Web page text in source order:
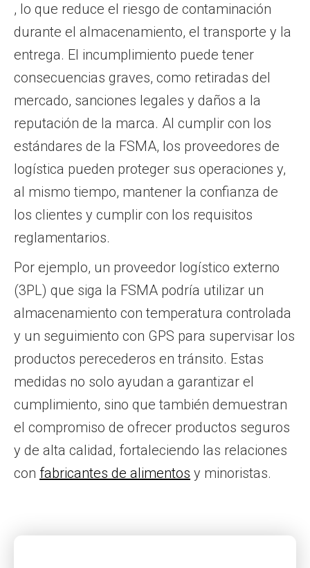
, lo que reduce el riesgo de contaminación
durante el almacenamiento, el transporte y la
entrega. El incumplimiento puede tener
consecuencias graves, como retiradas del
mercado, sanciones legales y daños a la
reputación de la marca. Al cumplir con los
estándares de la FSMA, los proveedores de
logística pueden proteger sus operaciones y,
al mismo tiempo, mantener la confianza de
los clientes y cumplir con los requisitos
reglamentarios.
Por ejemplo, un proveedor logístico externo
(3PL) que siga la FSMA podría utilizar un
almacenamiento con temperatura controlada
y un seguimiento con GPS para supervisar los
productos perecederos en tránsito. Estas
medidas no solo ayudan a garantizar el
cumplimiento, sino que también demuestran
el compromiso de ofrecer productos seguros
y de alta calidad, fortaleciendo las relaciones
con fabricantes de alimentos y minoristas.